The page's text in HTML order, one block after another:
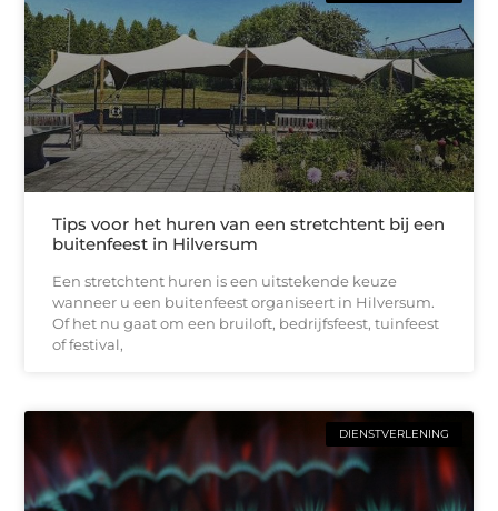
Tips voor het huren van een stretchtent bij een
buitenfeest in Hilversum
Een stretchtent huren is een uitstekende keuze
wanneer u een buitenfeest organiseert in Hilversum.
Of het nu gaat om een bruiloft, bedrijfsfeest, tuinfeest
of festival,
DIENSTVERLENING